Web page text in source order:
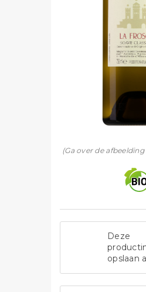
(Ga over de
Deze
opslaan